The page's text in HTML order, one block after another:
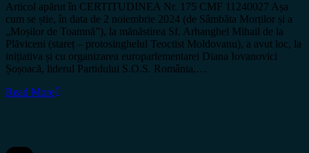
Articol apărut în CERTITUDINEA Nr. 175 CMF 11240027 Așa
cum se știe, în data de 2 noiembrie 2024 (de Sâmbăta Morților și a
„Moșilor de Toamnă”), la mănăstirea Sf. Arhanghel Mihail de la
Plăviceni (stareț – protosinghelul Teoctist Moldovanu), a avut loc, la
inițiativa și cu organizarea europarlementarei Diana Iovanovici
Șoșoacă, liderul Partidului S.O.S. România,…
Read More